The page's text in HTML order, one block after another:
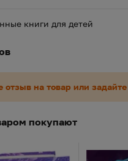
книги для детей
отзыв на товар или
покупают